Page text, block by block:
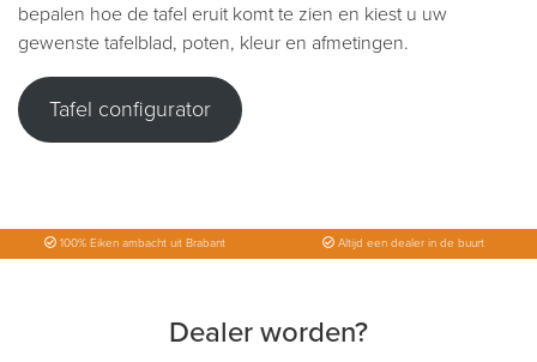
bepalen hoe de tafel eruit komt te zien en kiest u uw
gewenste tafelblad, poten, kleur en afmetingen.
Tafel configurator
100% Eiken ambacht uit Brabant Altijd een dealer in de buurt
Dealer worden?